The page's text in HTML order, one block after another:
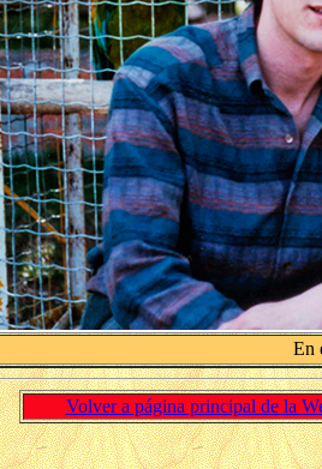
En
Volver a página principal de la